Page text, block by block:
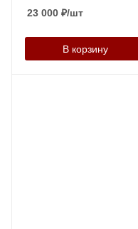
23 000 ₽/шт
В корзину